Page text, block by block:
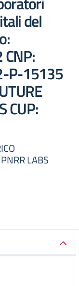
del
P-15135
CUP:
LABS